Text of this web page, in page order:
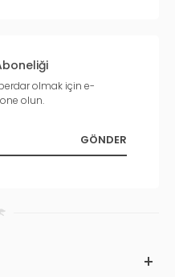
olmak için e-
olun.